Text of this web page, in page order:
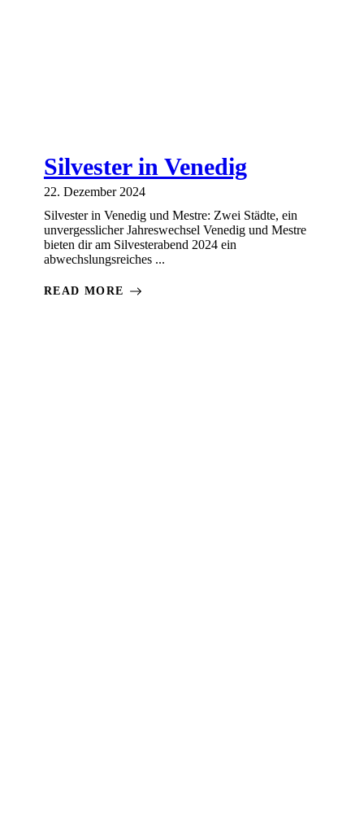
Silvester in Venedig
22. Dezember 2024
Silvester in Venedig und Mestre: Zwei Städte, ein
unvergesslicher Jahreswechsel Venedig und Mestre
bieten dir am Silvesterabend 2024 ein
abwechslungsreiches ...
READ MORE